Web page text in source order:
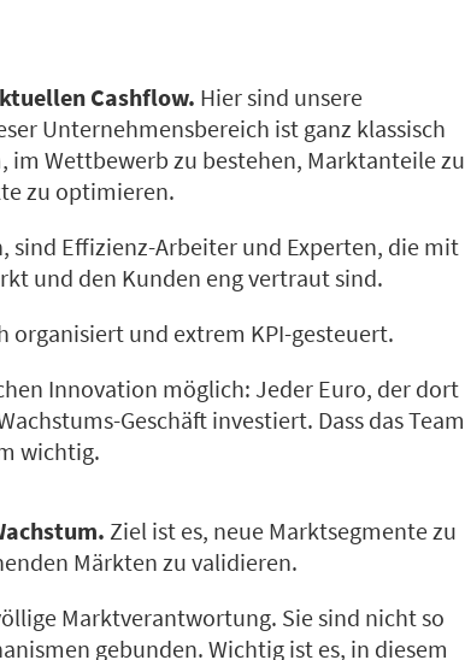
Cashflow. Hier sind unsere
Unternehmensbereich ist ganz klassisch
im Wettbewerb zu bestehen, Marktanteile zu
zu optimieren.
Effizienz-Arbeiter und Experten, die mit
und den Kunden eng vertraut sind.
organisiert und extrem KPI-gesteuert.
Innovation möglich: Jeder Euro, der dort
Geschäft investiert. Dass das Team
wichtig.
Ziel ist es, neue Marktsegmente zu
Märkten zu validieren.
Marktverantwortung. Sie sind nicht so
gebunden. Wichtig ist es, in diesem